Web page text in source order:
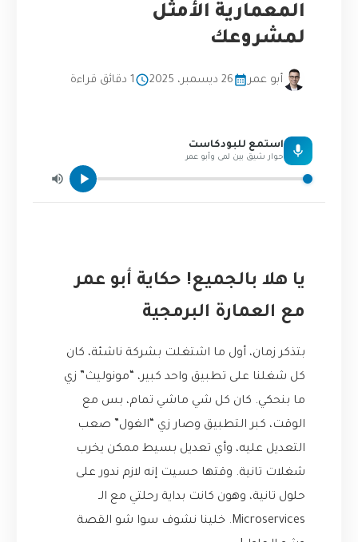
المعمارية الأمثل
لمشروعك
أبو عمر 26 ديسمبر، 2025 1 دقائق قراءة
استمع للبودكاست
حوار شيق بين لمى وأبو عمر
يا هلا بالجميع! حكاية أبو عمر
مع العمارة البرمجية
بتذكر زمان، أول ما اشتغلت بشركة ناشئة، كان
كل شغلنا على تطبيق واحد كبير، “مونوليث” زي
ما بنحكي. كان كل شي ماشي تمام، بس مع
الوقت، كبر التطبيق وصار زي “الغول” صعب
التعديل عليه، وأي تعديل بسيط ممكن يخرب
شغلات تانية. وقتها حسيت إنه لازم ندور على
حلول تانية، وهون كانت بداية رحلتي مع الـ
Microservices. خلينا نشوف سوا شو القصة